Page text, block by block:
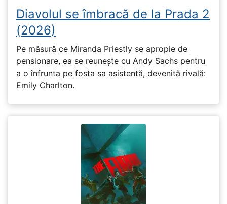
Diavolul se îmbracă de la Prada 2
(2026)
Pe măsură ce Miranda Priestly se apropie de
pensionare, ea se reunește cu Andy Sachs pentru
a o înfrunta pe fosta sa asistentă, devenită rivală:
Emily Charlton.